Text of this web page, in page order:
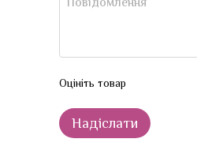
Оцініть товар
Надіслати